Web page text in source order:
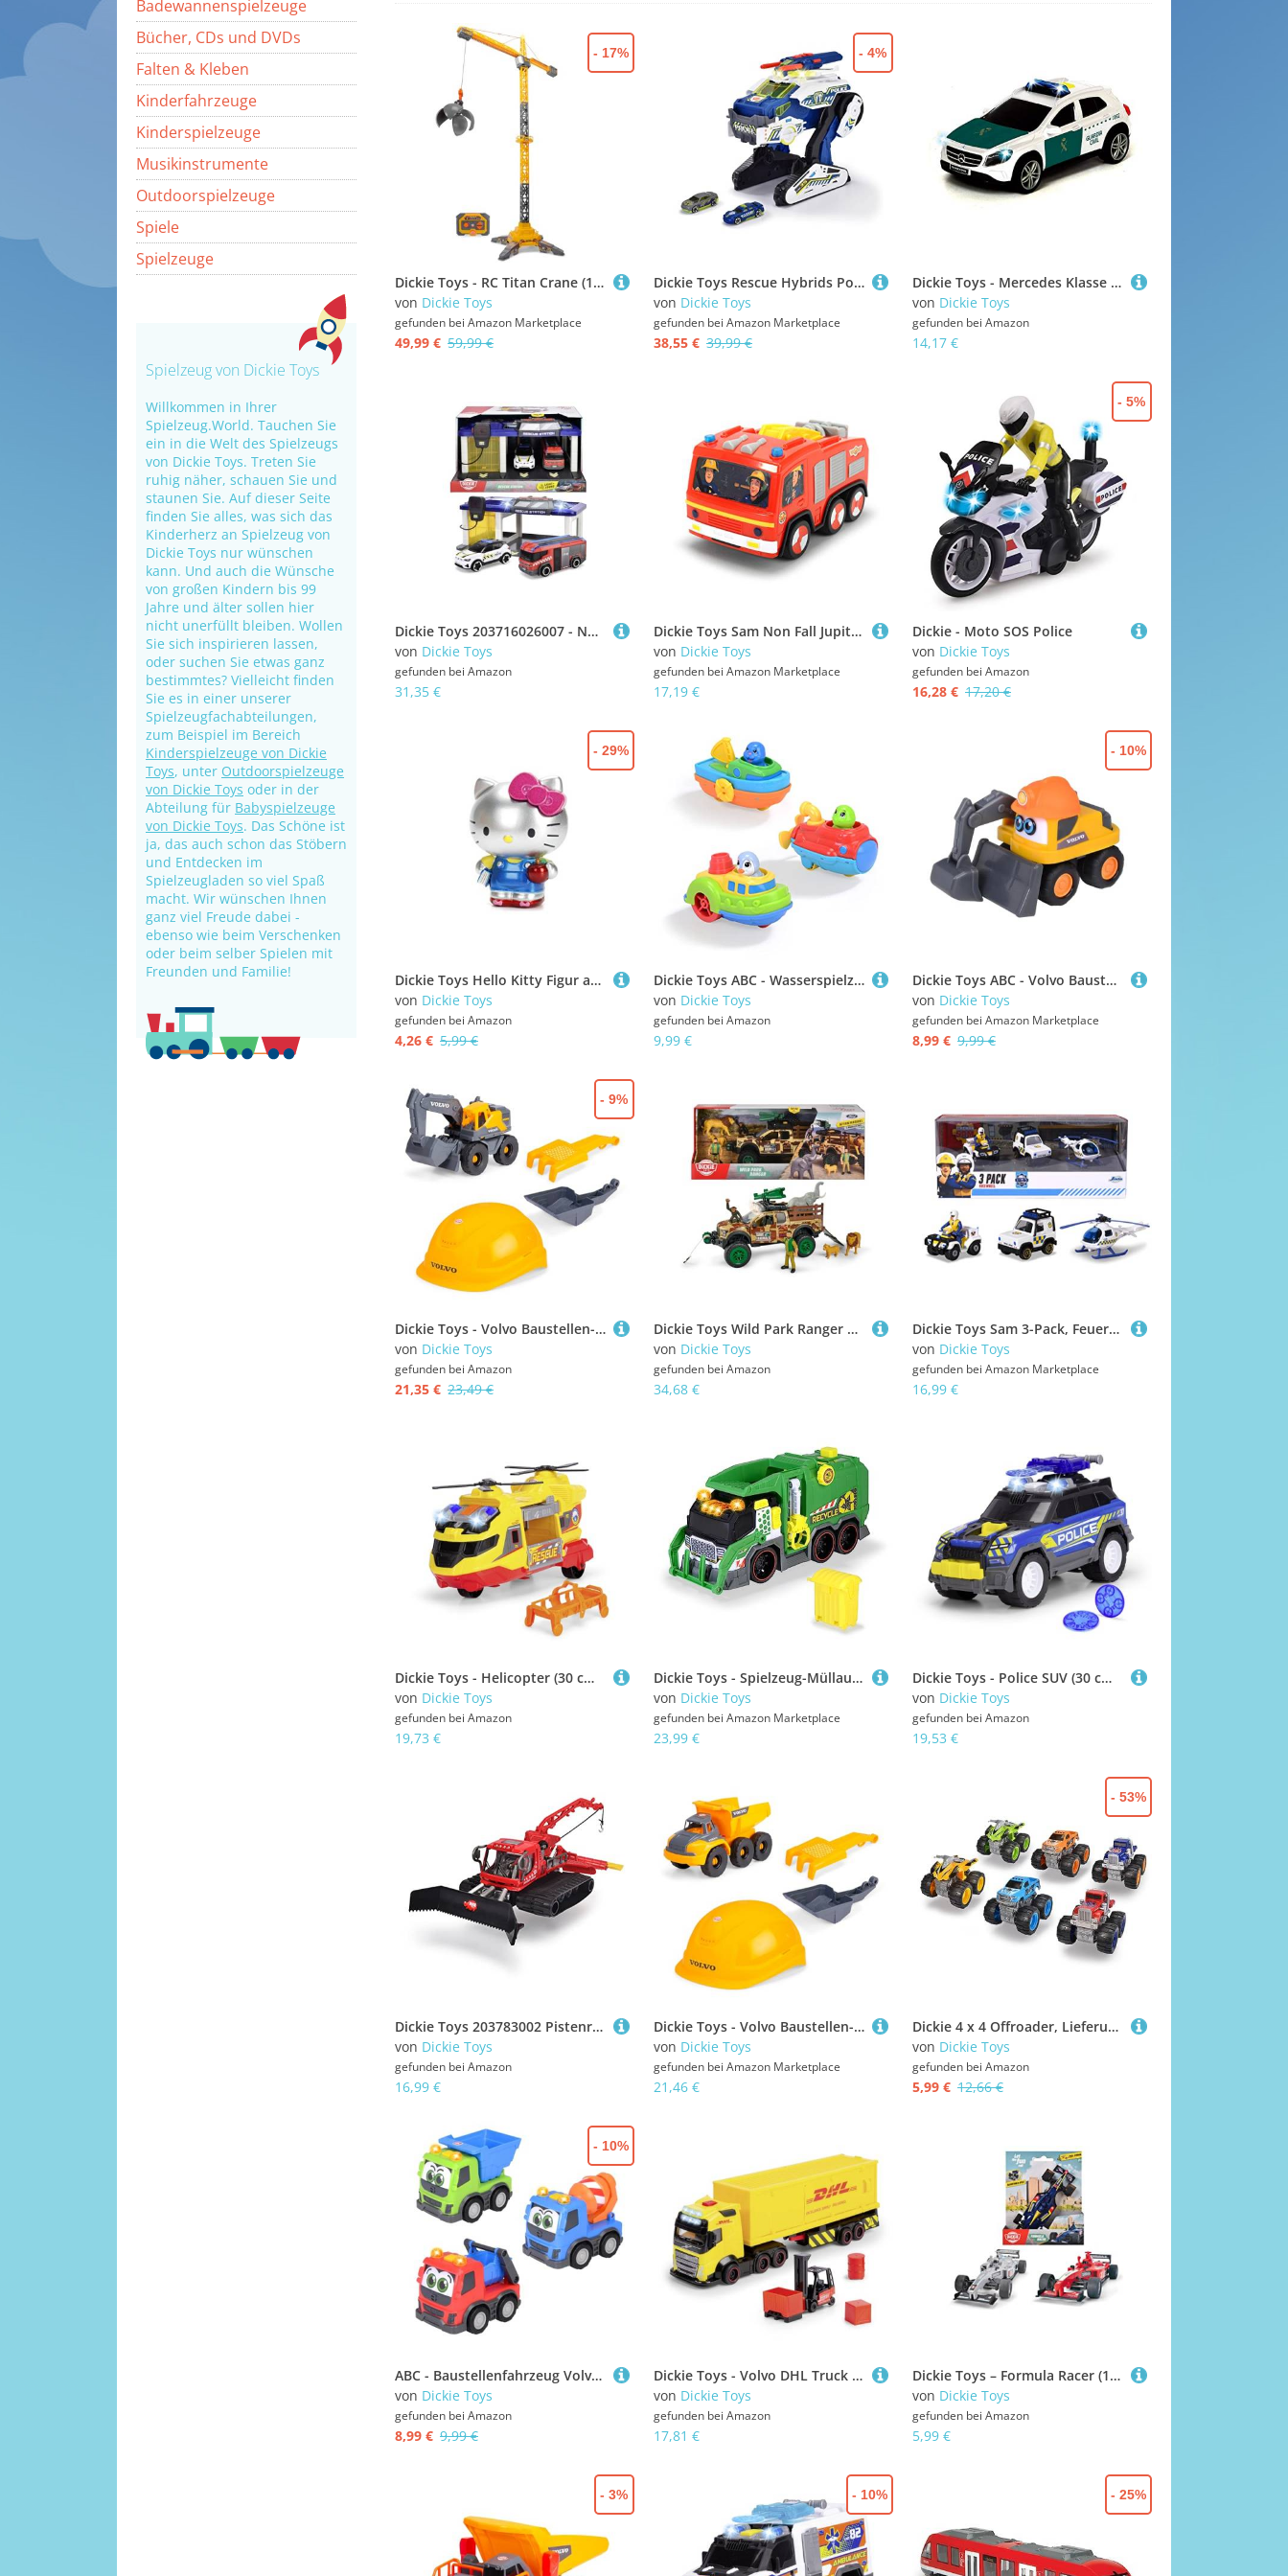
Badewannenspielzeuge
Bücher, CDs und DVDs
Falten & Kleben
Kinderfahrzeuge
Kinderspielzeuge
Musikinstrumente
Outdoorspielzeuge
Spiele
Spielzeuge
Spielzeug von Dickie Toys
Willkommen in Ihrer
Spielzeug.World. Tauchen Sie
ein in die Welt des Spielzeugs
von Dickie Toys. Treten Sie
ruhig näher, schauen Sie und
staunen Sie. Auf dieser Seite
finden Sie alles, was sich das
Kinderherz an Spielzeug von
Dickie Toys nur wünschen
kann. Und auch die Wünsche
von großen Kindern bis 99
Jahre und älter sollen hier
nicht unerfüllt bleiben. Wollen
Sie sich inspirieren lassen,
oder suchen Sie etwas ganz
bestimmtes? Vielleicht finden
Sie es in einer unserer
Spielzeugfachabteilungen,
zum Beispiel im Bereich
Kinderspielzeuge von Dickie
Toys, unter Outdoorspielzeuge
von Dickie Toys oder in der
Abteilung für Babyspielzeuge
von Dickie Toys. Das Schöne ist
ja, das auch schon das Stöbern
und Entdecken im
Spielzeugladen so viel Spaß
macht. Wir wünschen Ihnen
ganz viel Freude dabei -
ebenso wie beim Verschenken
oder beim selber Spielen mit
Freunden und Familie!
Dickie Toys - RC Titan Crane (150 cm) - Ferngesteuerter Spielzeug-Kran mit 360°-Drehung und interaktivem Zubehör, Spielkran mit Fernbedienung und Licht für Kinder ab 3 Jahre, inkl. Batterien
von Dickie Toys
gefunden bei Amazon Marketplace
49,99 € 59,99 €
- 17%
Dickie Toys Rescue Hybrids Polizei-Fahrzeug Police Bot (35 cm) - futuristisches Polizeiauto (groß) mit Transform-Funktion & weiteren Features, Spielzeug mit Licht & Sound für Kinder ab 3 Jahren
von Dickie Toys
gefunden bei Amazon Marketplace
38,55 € 39,99 €
- 4%
Dickie Toys - Mercedes Klasse A Guardia Civil, Reibung, mit Licht und Ton, ab 3 Jahren - 15 cm (203712027SI1)
von Dickie Toys
gefunden bei Amazon
14,17 €
Dickie Toys 203716026007 - Norwegische Rettungsstation mit Polizeiauto und Feuerwehrauto - Rettungsstation mit Licht, Sound, Einschließlich Norwegischer Polizeiauto und Feuerwehrfahrzeug, 31 x 22 x 16
von Dickie Toys
gefunden bei Amazon
31,35 €
Dickie Toys Sam Non Fall Jupiter Spielzeugauto Feuerwehrauto
von Dickie Toys
gefunden bei Amazon Marketplace
17,19 €
Dickie - Moto SOS Police
von Dickie Toys
gefunden bei Amazon
16,28 € 17,20 €
- 5%
Dickie Toys Hello Kitty Figur aus Druckguss, zum Sammeln, Sammelfigur, 3 Verschiedene Versionen, Lieferumfang: 1 Stück, 6 cm, ab 3 Jahren
von Dickie Toys
gefunden bei Amazon
4,26 € 5,99 €
- 29%
Dickie Toys ABC - Wasserspielzeug Ocean Team – eins von DREI verschiedenen Spielzeugbooten mit Tierfigur, 14 cm, ab 12 Monate, schwimmendes Badespielzeug für Babys & Kinder ab 1 Jahr
von Dickie Toys
gefunden bei Amazon
9,99 €
Dickie Toys ABC - Volvo Baustellenfahrzeug Builder Team (12 cm) ab 1 Jahr - Spielzeugauto mit Bewegungseffekt, Spielzeug für Babys und Kinder ab 12 Monate, 3-Fach Sortiert, zufällige Auswahl
von Dickie Toys
gefunden bei Amazon Marketplace
8,99 € 9,99 €
- 10%
Dickie Toys - Volvo Baustellen-Set Tough Excavator (4-TLG.) - großer Spielzeug-Bagger (26 cm) mit Helm, Schaufel und Rechen-Sieb, Auto- und Sandspielzeug für Kinder ab 3 Jahre
von Dickie Toys
gefunden bei Amazon
21,35 € 23,49 €
- 9%
Dickie Toys Wild Park Ranger Set, Try Me 203837016 Tarnfarben
von Dickie Toys
gefunden bei Amazon
34,68 €
Dickie Toys Sam 3-Pack, Feuerwehrmann Sam Spielzeug, Feuerwehrmann Sam Figuren, 1:64, 5-8 cm Länge
von Dickie Toys
gefunden bei Amazon Marketplace
16,99 €
Dickie Toys - Helicopter (30 cm) - großer Rettungs-Hubschrauber ab 3 Jahre mit Kran-Arm & Zubehör, Spielzeug-Helikopter für Kinder mit Licht & Sound, inkl. Batterien
von Dickie Toys
gefunden bei Amazon
19,73 €
Dickie Toys - Spielzeug-Müllauto mit vielen Funktionen (39 cm) - großes Spielzeugauto für Kinder ab 3 Jahre mit motorisierter Hebefunktion, Greifarm, Mülltonne, Licht & Sound u.v.m.
von Dickie Toys
gefunden bei Amazon Marketplace
23,99 €
Dickie Toys - Police SUV (30 cm) - großes Polizeiauto ab 3 Jahre mit Schussfunktion & Zubehör, Polizei-Spielzeug für Kinder mit Licht & Sound, inkl. Batterien
von Dickie Toys
gefunden bei Amazon
19,53 €
Dickie Toys 203783002 Pistenraupe, Schneeraupe, Snow Hero, bewegliche Teile, 23 cm groß, rot/schwarz
von Dickie Toys
gefunden bei Amazon
16,99 €
Dickie Toys - Volvo Baustellen-Set Tough Hauler (4-TLG.) - großer Spielzeug-Muldenkipper (26 cm) mit Helm, Schaufel & Rechen-Sieb, Auto- und Sandspielzeug für Kinder ab 3 Jahre
von Dickie Toys
gefunden bei Amazon Marketplace
21,46 €
Dickie 4 x 4 Offroader, Lieferumfang 1 Stück
von Dickie Toys
gefunden bei Amazon
5,99 € 12,66 €
- 53%
ABC - Baustellenfahrzeug Volvo Trucky ab 1 Jahr (13 cm) - Schiebeauto mit Licht & Sound für Kleinkinder zur Förderung der Motorik, 3-fach sortiert (Kipp-Laster, Betonmischer, Container-LKW)
von Dickie Toys
gefunden bei Amazon
8,99 € 9,99 €
- 10%
Dickie Toys - Volvo DHL Truck FH16 (35 cm) - Post- & Paket-Transporter für Kinder ab 3 Jahre, Spielzeugauto-Set mit Gabelstapler, Zubehör, Licht & Sound, inkl. Batterien
von Dickie Toys
gefunden bei Amazon
17,81 €
Dickie Toys – Formula Racer (14 cm) – Rennauto zum Aufziehen, mit Lenkung, 1:32 cm Maßstab, Aufziehauto für Kinder ab 3 Jahren, 203341035, Mehrfarbig
von Dickie Toys
gefunden bei Amazon
5,99 €
- 3% - 10% - 25%